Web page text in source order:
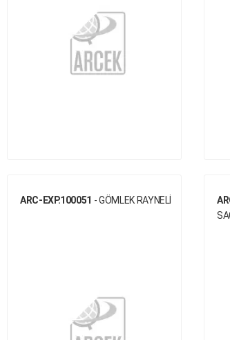
ARC-EXP.100051 - GÖMLEK RAYNELİ